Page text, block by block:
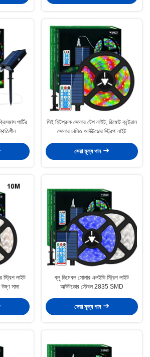
পার্টির
সিই হিটপ্রুফ সোলার টেপ লাইট, রিমোট কন্ট্রোল
সোলার চালিত আউটডোর স্ট্রিপ লাইট
সেরা মূল্য পান
লাইট
সাদা
ব্লু ডিমেবল সোলার এলইডি স্ট্রিপ লাইট
আউটডোর স্টেবল 2835 SMD
সেরা মূল্য পান